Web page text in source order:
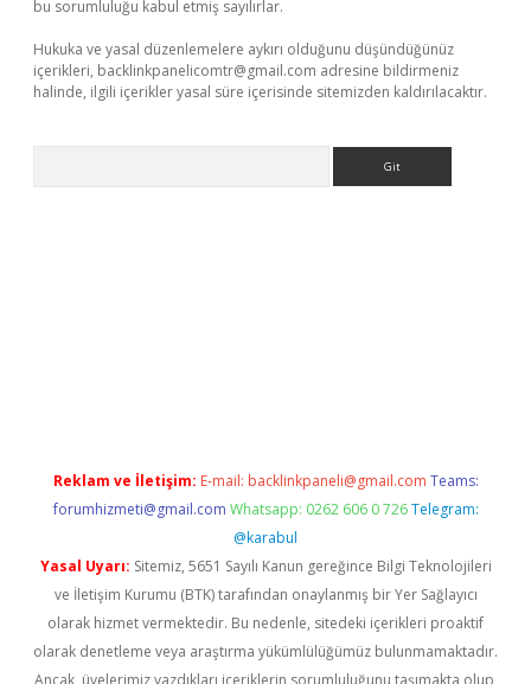
bu sorumluluğu kabul etmiş sayılırlar.
Hukuka ve yasal düzenlemelere aykırı olduğunu düşündüğünüz
içerikleri, backlinkpanelicomtr@gmail.com adresine bildirmeniz
halinde, ilgili içerikler yasal süre içerisinde sitemizden kaldırılacaktır.
Reklam ve İletişim: E-mail: backlinkpaneli@gmail.com Teams:
forumhizmeti@gmail.com Whatsapp: 0262 606 0 726 Telegram:
@karabul
Yasal Uyarı: Sitemiz, 5651 Sayılı Kanun gereğince Bilgi Teknolojileri
ve İletişim Kurumu (BTK) tarafından onaylanmış bir Yer Sağlayıcı
olarak hizmet vermektedir. Bu nedenle, sitedeki içerikleri proaktif
olarak denetleme veya araştırma yükümlülüğümüz bulunmamaktadır.
Ancak, üyelerimiz yazdıkları içeriklerin sorumluluğunu taşımakta olup,